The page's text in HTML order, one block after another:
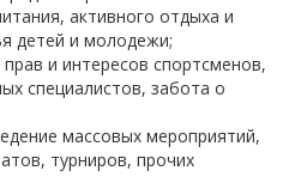
активного отдыха и
детей и молодежи;
и интересов спортсменов,
специалистов, забота о
массовых мероприятий,
турниров, прочих